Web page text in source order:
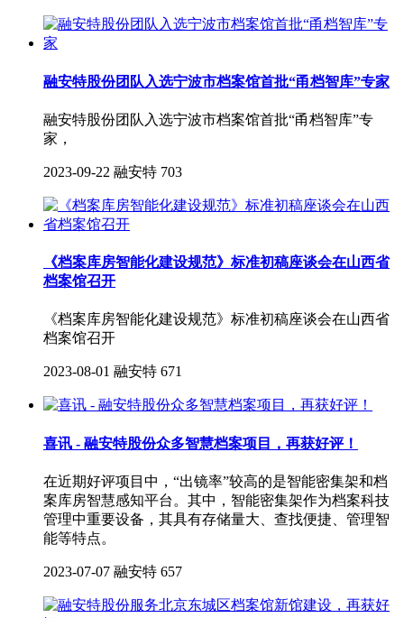
融安特股份团队入选宁波市档案馆首批“甬档智库”专家
融安特股份团队入选宁波市档案馆首批“甬档智库”专
家，
2023-09-22 融安特 703
《档案库房智能化建设规范》标准初稿座谈会在山西省
档案馆召开
《档案库房智能化建设规范》标准初稿座谈会在山西省
档案馆召开
2023-08-01 融安特 671
喜讯 - 融安特股份众多智慧档案项目，再获好评！
在近期好评项目中，“出镜率”较高的是智能密集架和档
案库房智慧感知平台。其中，智能密集架作为档案科技
管理中重要设备，其具有存储量大、查找便捷、管理智
能等特点。
2023-07-07 融安特 657